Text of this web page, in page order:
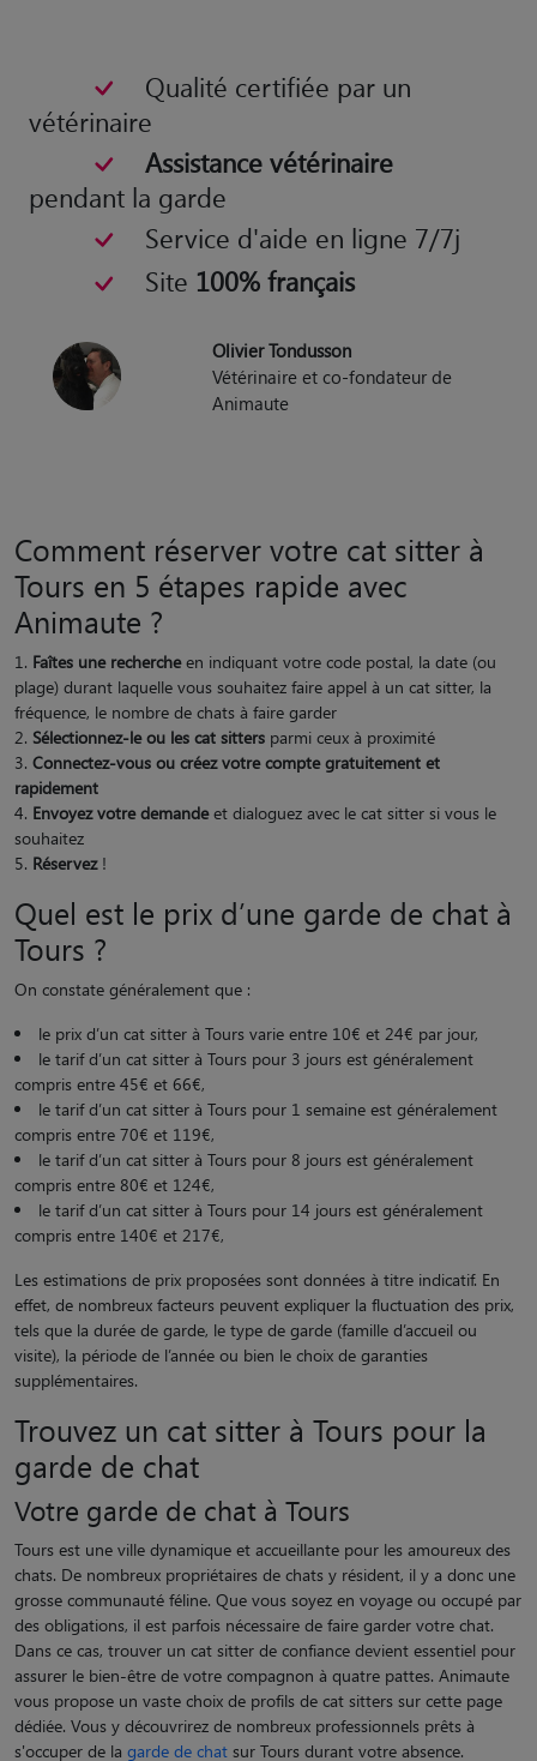
Qualité certifiée par un
vétérinaire
Assistance vétérinaire
pendant la garde
Service d'aide en ligne 7/7j
Site 100% français
Olivier Tondusson
Vétérinaire et co-fondateur de
Animaute
Comment réserver votre cat sitter à
Tours en 5 étapes rapide avec
Animaute ?
Faîtes une rechercheen indiquant votre code postal, la date (ou
plage) durant laquelle vous souhaitez faire appel à un cat sitter, la
fréquence, le nombre de chats à faire garder
Sélectionnez-le ou les cat sitters parmi ceux à proximité
Connectez-vous ou créez votre compte gratuitement et
rapidement
Envoyez votre demandeet dialoguez avec le cat sitter si vous le
souhaitez
Réservez !
Quel est le prix d’une garde de chat à
Tours ?
On constate généralement que :
le prix d’un cat sitter à Tours varie entre 10€ et 24€ par jour,
le tarif d’un cat sitter à Tours pour 3 jours est généralement
compris entre 45€ et 66€,
le tarif d’un cat sitter à Tours pour 1 semaine est généralement
compris entre 70€ et 119€,
le tarif d’un cat sitter à Tours pour 8 jours est généralement
compris entre 80€ et 124€,
le tarif d’un cat sitter à Tours pour 14 jours est généralement
compris entre 140€ et 217€,
Les estimations de prix proposées sont données à titre indicatif. En
effet, de nombreux facteurs peuvent expliquer la fluctuation des prix,
tels que la durée de garde, le type de garde (famille d’accueil ou
visite), la période de l’année ou bien le choix de garanties
supplémentaires.
Trouvez un cat sitter à Tours pour la
garde de chat
Votre garde de chat à Tours
Tours est une ville dynamique et accueillante pour les amoureux des
chats. De nombreux propriétaires de chats y résident, il y a donc une
grosse communauté féline. Que vous soyez en voyage ou occupé par
des obligations, il est parfois nécessaire de faire garder votre chat.
Dans ce cas, trouver un cat sitter de confiance devient essentiel pour
assurer le bien-être de votre compagnon à quatre pattes. Animaute
vous propose un vaste choix de profils de cat sitters sur cette page
dédiée. Vous y découvrirez de nombreux professionnels prêts à
s'occuper de la garde de chat sur Tours durant votre absence.